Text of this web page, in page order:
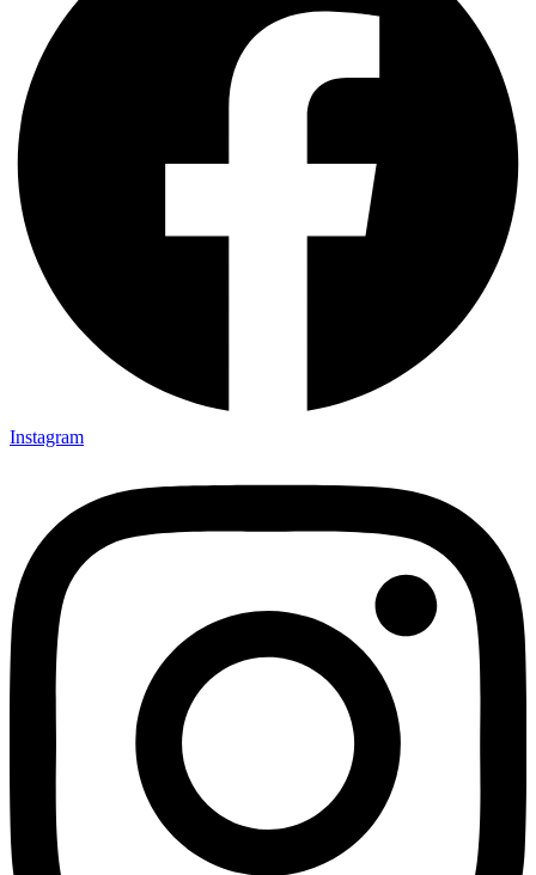
Instagram